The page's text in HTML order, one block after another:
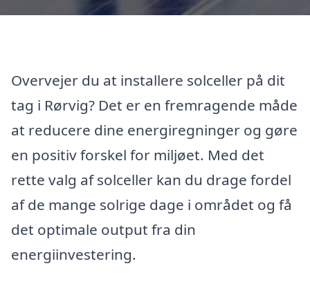
Overvejer du at installere solceller på dit
tag i Rørvig? Det er en fremragende måde
at reducere dine energiregninger og gøre
en positiv forskel for miljøet. Med det
rette valg af solceller kan du drage fordel
af de mange solrige dage i området og få
det optimale output fra din
energiinvestering.